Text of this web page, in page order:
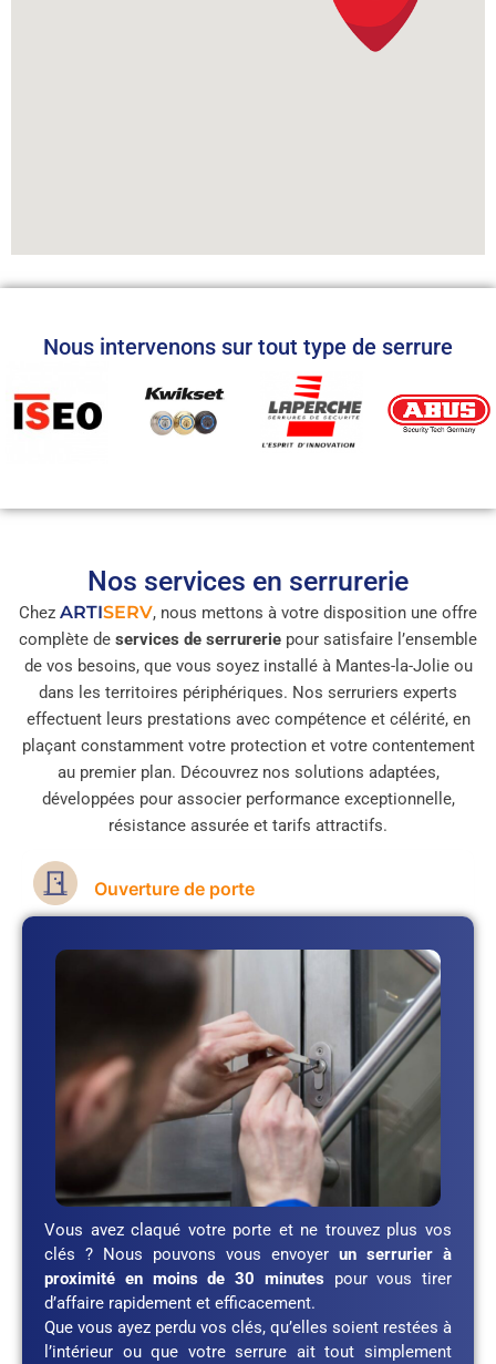
Nous intervenons sur tout type de serrure
Nos services en serrurerie
Chez ARTISERV, nous mettons à votre disposition une offre
complète de services de serrurerie pour satisfaire l’ensemble
de vos besoins, que vous soyez installé à Mantes-la-Jolie ou
dans les territoires périphériques. Nos serruriers experts
effectuent leurs prestations avec compétence et célérité, en
plaçant constamment votre protection et votre contentement
au premier plan. Découvrez nos solutions adaptées,
développées pour associer performance exceptionnelle,
résistance assurée et tarifs attractifs.
Ouverture de porte
Vous avez claqué votre porte et ne trouvez plus vos
clés ? Nous pouvons vous envoyer un serrurier à
proximité en moins de 30 minutes pour vous tirer
d’affaire rapidement et efficacement.
Que vous ayez perdu vos clés, qu’elles soient restées à
l’intérieur ou que votre serrure ait tout simplement